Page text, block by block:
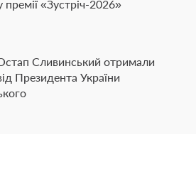
«Зустріч-2026»
Сливинський отримали
Президента України